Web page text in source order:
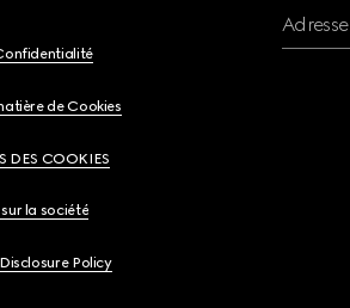
de Cookies
DES COOKIES
la société
Policy